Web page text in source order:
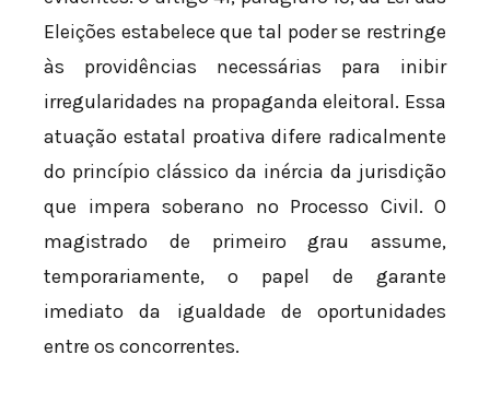
Eleições estabelece que tal poder se restringe
às providências necessárias para inibir
irregularidades na propaganda eleitoral. Essa
atuação estatal proativa difere radicalmente
do princípio clássico da inércia da jurisdição
que impera soberano no Processo Civil. O
magistrado de primeiro grau assume,
temporariamente, o papel de garante
imediato da igualdade de oportunidades
entre os concorrentes.